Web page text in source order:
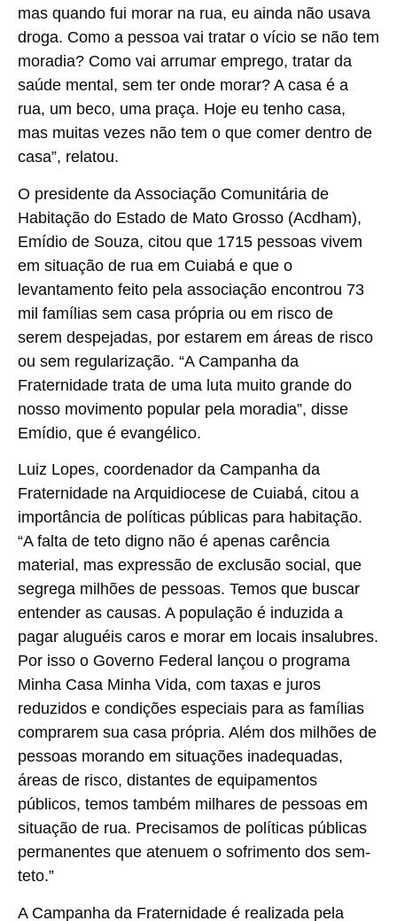
mas quando fui morar na rua, eu ainda não usava
droga. Como a pessoa vai tratar o vício se não tem
moradia? Como vai arrumar emprego, tratar da
saúde mental, sem ter onde morar? A casa é a
rua, um beco, uma praça. Hoje eu tenho casa,
mas muitas vezes não tem o que comer dentro de
casa”, relatou.
O presidente da Associação Comunitária de
Habitação do Estado de Mato Grosso (Acdham),
Emídio de Souza, citou que 1715 pessoas vivem
em situação de rua em Cuiabá e que o
levantamento feito pela associação encontrou 73
mil famílias sem casa própria ou em risco de
serem despejadas, por estarem em áreas de risco
ou sem regularização. “A Campanha da
Fraternidade trata de uma luta muito grande do
nosso movimento popular pela moradia”, disse
Emídio, que é evangélico.
Luiz Lopes, coordenador da Campanha da
Fraternidade na Arquidiocese de Cuiabá, citou a
importância de políticas públicas para habitação.
“A falta de teto digno não é apenas carência
material, mas expressão de exclusão social, que
segrega milhões de pessoas. Temos que buscar
entender as causas. A população é induzida a
pagar aluguéis caros e morar em locais insalubres.
Por isso o Governo Federal lançou o programa
Minha Casa Minha Vida, com taxas e juros
reduzidos e condições especiais para as famílias
comprarem sua casa própria. Além dos milhões de
pessoas morando em situações inadequadas,
áreas de risco, distantes de equipamentos
públicos, temos também milhares de pessoas em
situação de rua. Precisamos de políticas públicas
permanentes que atenuem o sofrimento dos sem-
teto.”
A Campanha da Fraternidade é realizada pela